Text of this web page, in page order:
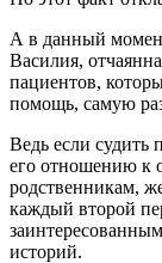
А в данный
Василия,
пациентов,
помощь, самую
Ведь если судить
его отношению к
родственникам,
каждый второй
историй.